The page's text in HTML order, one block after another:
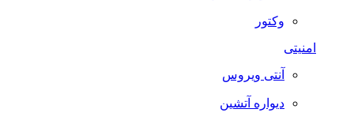
وکتور
آنتی ویروس
دیواره آتشین